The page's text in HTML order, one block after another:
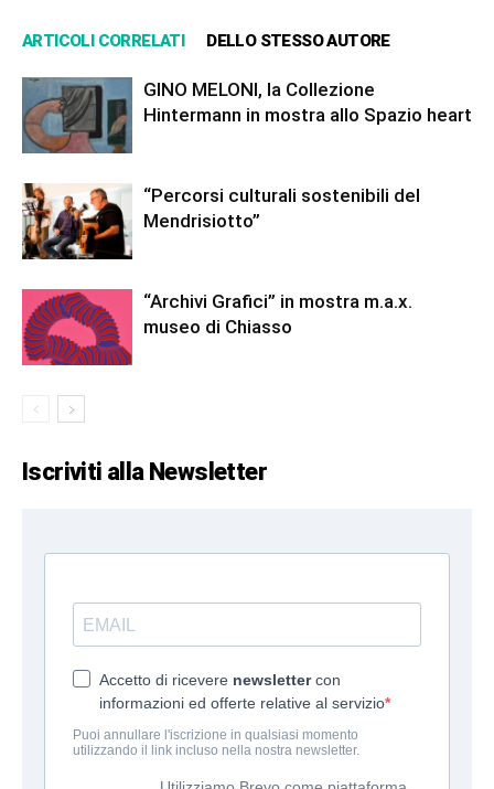
ARTICOLI CORRELATI DELLO STESSO AUTORE
GINO MELONI, la Collezione
Hintermann in mostra allo Spazio heart
“Percorsi culturali sostenibili del
Mendrisiotto”
“Archivi Grafici” in mostra m.a.x.
museo di Chiasso
Iscriviti alla Newsletter